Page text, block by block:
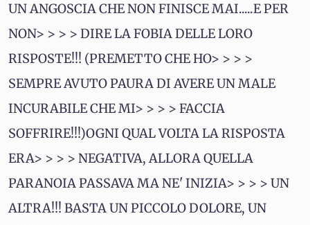
UN ANGOSCIA CHE NON FINISCE MAI.....E PER
NON> > > > DIRE LA FOBIA DELLE LORO
RISPOSTE!!! (PREMETTO CHE HO> > > >
SEMPRE AVUTO PAURA DI AVERE UN MALE
INCURABILE CHE MI> > > > FACCIA
SOFFRIRE!!!)OGNI QUAL VOLTA LA RISPOSTA
ERA> > > > NEGATIVA, ALLORA QUELLA
PARANOIA PASSAVA MA NE' INIZIA> > > > UN
ALTRA!!! BASTA UN PICCOLO DOLORE, UN